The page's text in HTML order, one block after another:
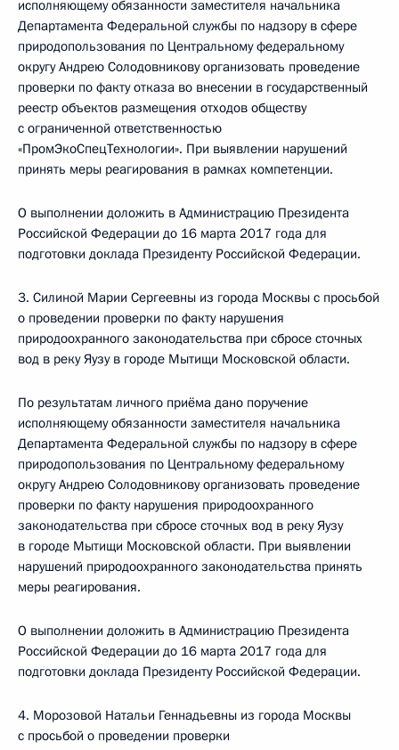
исполняющему обязанности заместителя начальника
Департамента Федеральной службы по надзору в сфере
природопользования по Центральному федеральному
округу Андрею Солодовникову организовать проведение
проверки по факту отказа во внесении в государственный
реестр объектов размещения отходов обществу
с ограниченной ответственностью
«ПромЭкоСпецТехнологии». При выявлении нарушений
принять меры реагирования в рамках компетенции.
О выполнении доложить в Администрацию Президента
Российской Федерации до 16 марта 2017 года для
подготовки доклада Президенту Российской Федерации.
3. Силиной Марии Сергеевны из города Москвы с просьбой
о проведении проверки по факту нарушения
природоохранного законодательства при сбросе сточных
вод в реку Яузу в городе Мытищи Московской области.
По результатам личного приёма дано поручение
исполняющему обязанности заместителя начальника
Департамента Федеральной службы по надзору в сфере
природопользования по Центральному федеральному
округу Андрею Солодовникову организовать проведение
проверки по факту нарушения природоохранного
законодательства при сбросе сточных вод в реку Яузу
в городе Мытищи Московской области. При выявлении
нарушений природоохранного законодательства принять
меры реагирования.
О выполнении доложить в Администрацию Президента
Российской Федерации до 16 марта 2017 года для
подготовки доклада Президенту Российской Федерации.
4. Морозовой Натальи Геннадьевны из города Москвы
с просьбой о проведении проверки